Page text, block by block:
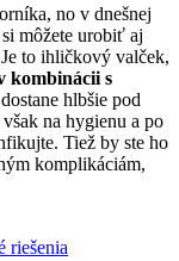
no v dnešnej
môžete urobiť aj
to ihličkový valček,
kombinácii s
hlbšie pod
na hygienu a po
Tiež by ste ho
komplikáciám,
riešenia